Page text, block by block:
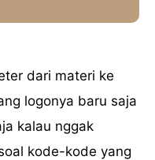
dari materi ke
logonya baru saja
kalau nggak
kode-kode yang